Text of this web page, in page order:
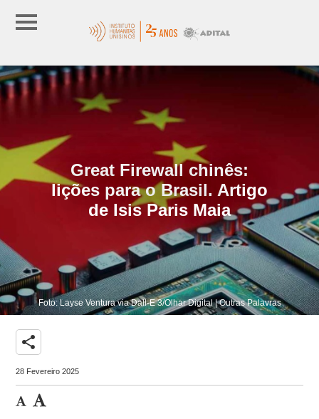
Great Firewall chinês:
lições para o Brasil. Artigo
de Isis Paris Maia
Foto: Layse Ventura via Dall-E 3/Olhar Digital | Outras Palavras
share
28 Fevereiro 2025